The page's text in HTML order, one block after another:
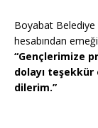
Boyabat Belediye
hesabından
“Gençlerimize
dolayı teşekkür
dilerim.”